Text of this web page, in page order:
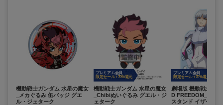
機動戦士ガンダム 水星の魔女
_メカぐるみ 缶バッジ グエ
ル・ジェターク
プレミアム会員
限定セール +70%還元
機動戦士ガンダム 水星の魔女
_Chibiぬいぐるみ グエル・ジ
ェターク
プレミアム会員
限定セール +70%還元
劇場版 機動戦士ガ
D FREEDOM_アク
スタンド イザーク